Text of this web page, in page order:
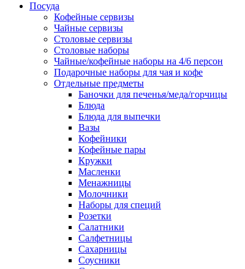
Посуда
Кофейные сервизы
Чайные сервизы
Столовые сервизы
Столовые наборы
Чайные/кофейные наборы на 4/6 персон
Подарочные наборы для чая и кофе
Отдельные предметы
Баночки для печенья/меда/горчицы
Блюда
Блюда для выпечки
Вазы
Кофейники
Кофейные пары
Кружки
Масленки
Менажницы
Молочники
Наборы для специй
Розетки
Салатники
Салфетницы
Сахарницы
Соусники